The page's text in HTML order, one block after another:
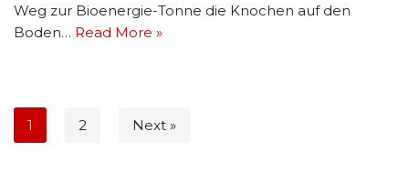
Weg zur Bioenergie-Tonne die Knochen auf den
Boden… Read More »
1 2 Next »